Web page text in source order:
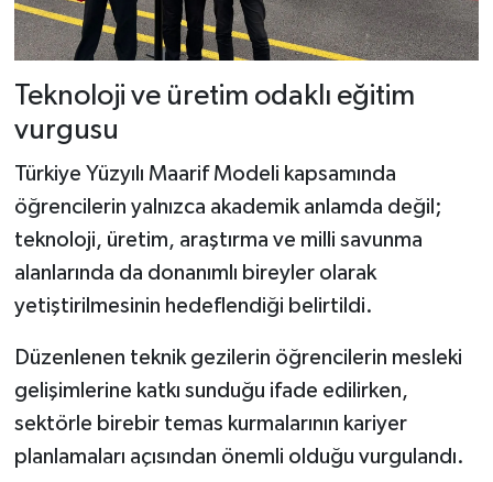
Teknoloji ve üretim odaklı eğitim
vurgusu
Türkiye Yüzyılı Maarif Modeli kapsamında
öğrencilerin yalnızca akademik anlamda değil;
teknoloji, üretim, araştırma ve milli savunma
alanlarında da donanımlı bireyler olarak
yetiştirilmesinin hedeflendiği belirtildi.
Düzenlenen teknik gezilerin öğrencilerin mesleki
gelişimlerine katkı sunduğu ifade edilirken,
sektörle birebir temas kurmalarının kariyer
planlamaları açısından önemli olduğu vurgulandı.